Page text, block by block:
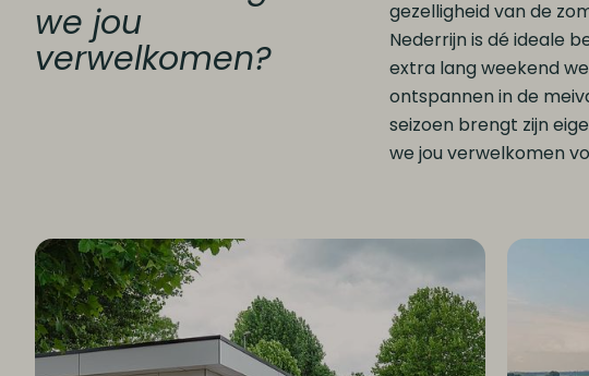
we jou
verwelkomen?
gezelligheid van de
Nederrijn is dé ideale
extra lang weekend
ontspannen in de
seizoen brengt zijn
we jou verwelkomen